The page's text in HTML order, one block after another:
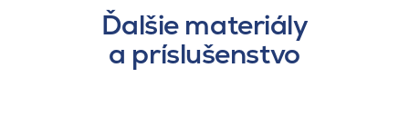
Ďalšie materiály
a príslušenstvo